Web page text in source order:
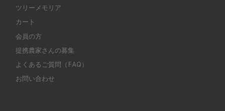
ツリーメモリア
カート
会員の方
提携農家さんの募集
よくあるご質問（FAQ）
お問い合わせ